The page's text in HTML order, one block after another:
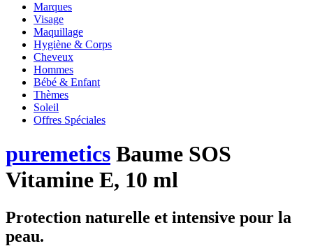
Marques
Visage
Maquillage
Hygiène & Corps
Cheveux
Hommes
Bébé & Enfant
Thèmes
Soleil
Offres Spéciales
puremetics Baume SOS
Vitamine E, 10 ml
Protection naturelle et intensive pour la
peau.